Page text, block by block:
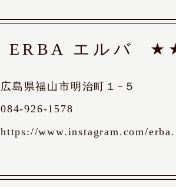
ERBA エルバ
広島県福山市明治町１−５
084-926-1578
https://www.instagram.com/